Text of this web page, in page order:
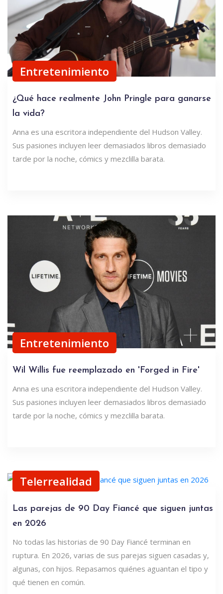
Entretenimiento
¿Qué hace realmente John Pringle para ganarse
la vida?
Anna es una escritora independiente del Hudson Valley.
Sus pasiones incluyen leer demasiados libros demasiado
tarde por la noche, cómics y mezclilla barata.
Entretenimiento
Wil Willis fue reemplazado en 'Forged in Fire'
Anna es una escritora independiente del Hudson Valley.
Sus pasiones incluyen leer demasiados libros demasiado
tarde por la noche, cómics y mezclilla barata.
Telerrealidad
Las parejas de 90 Day Fiancé que siguen juntas
en 2026
No todas las historias de 90 Day Fiancé terminan en
ruptura. En 2026, varias de sus parejas siguen casadas y,
algunas, con hijos. Repasamos quiénes aguantan el tipo y
qué tienen en común.